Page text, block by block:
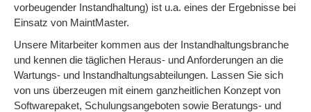
vorbeugender Instandhaltung) ist u.a. eines der Ergebnisse bei
Einsatz von MaintMaster.
Unsere Mitarbeiter kommen aus der Instandhaltungsbranche
und kennen die täglichen Heraus- und Anforderungen an die
Wartungs- und Instandhaltungsabteilungen. Lassen Sie sich
von uns überzeugen mit einem ganzheitlichen Konzept von
Softwarepaket, Schulungsangeboten sowie Beratungs- und